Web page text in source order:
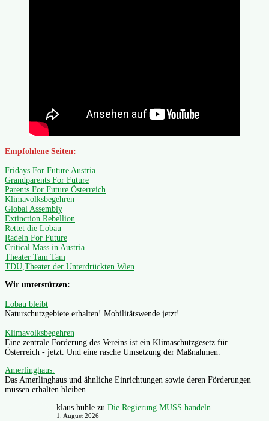
Empfohlene Seiten:
Fridays For Future Austria
Grandparents For Future
Parents For Future Österreich
Klimavolksbegehren
Global Assembly
Extinction Rebellion
Rettet die Lobau
Radeln For Future
Critical Mass in Austria
Theater Tam Tam
TDU,Theater der Unterdrückten Wien
Wir unterstützen:
Lobau bleibt
Naturschutzgebiete erhalten! Mobilitätswende jetzt!
Klimavolksbegehren
Eine zentrale Forderung des Vereins ist ein Klimaschutzgesetz für
Österreich - jetzt. Und eine rasche Umsetzung der Maßnahmen.
Amerlinghaus.
Das Amerlinghaus und ähnliche Einrichtungen sowie deren Förderungen
müssen erhalten bleiben.
klaus huhlezu Die Regierung MUSS handeln
1. August 2026